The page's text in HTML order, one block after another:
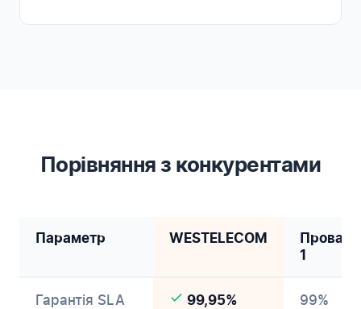
Порівняння з конкурентами
Параметр WESTELECOM
1
Гарантія SLA 99,95% 99%